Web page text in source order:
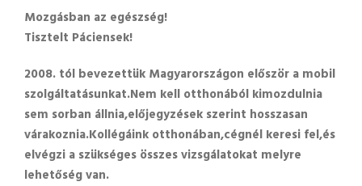
Mozgásban az egészség!
Tisztelt Páciensek!
2008. tól bevezettük Magyarországon először a mobil
szolgáltatásunkat.Nem kell otthonából kimozdulnia
sem sorban állnia,előjegyzések szerint hosszasan
várakoznia.Kollégáink otthonában,cégnél keresi fel,és
elvégzi a szükséges összes vizsgálatokat melyre
lehetőség van.